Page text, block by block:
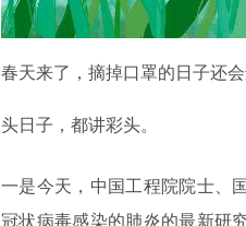
春天来了，摘掉口罩的日子还
头日子，都讲彩头。
一是今天，中国工程院院士、